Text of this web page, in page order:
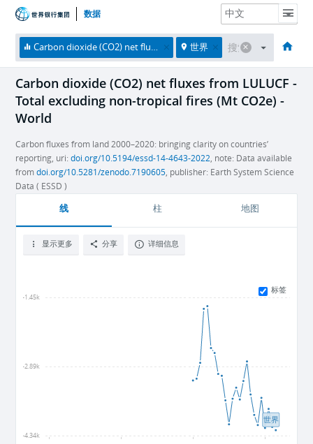
数据
主页 经济体 主题 数据与资源 关于
Carbon dioxide (CO2) net fluxes from LULUCF - Total excluding non-tropical fires (Mt CO2e) 世界
Carbon dioxide (CO2) net fluxes from LULUCF -
Total excluding non-tropical fires (Mt CO2e) -
World
Carbon fluxes from land 2000–2020: bringing clarity on countries’
reporting, uri:doi.org/10.5194/essd-14-4643-2022, note: Data available
fromdoi.org/10.5281/zenodo.7190605, publisher: Earth System Science
Data ( ESSD )
线 柱 地图
显示更多 分享 详细信息
标签
-4.34k
-2.89k
-1.45k
世界